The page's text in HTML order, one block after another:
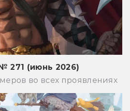
271 (июнь 2026)
во всех проявлениях